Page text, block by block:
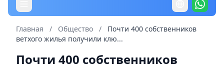
Главная / Общество /
Почти 400 собственников
ветхого жилья получили клю...
Почти 400 собственников